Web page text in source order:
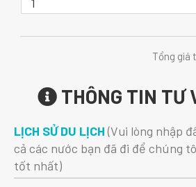
Tổng giá
THÔNG TIN TƯ
LỊCH SỬ DU LỊCH(Vui lòng nhập
cả các nước bạn đã đi để chúng
tốt nhất)